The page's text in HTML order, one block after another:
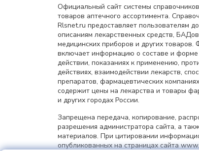
Официальный сайт системы
товаров аптечного ассортимента.
Rlsnet.ru предоставляет пользователям
описаниям лекарственных средств,
медицинских приборов и других товаров.
включает информацию о составе и
действии, показаниях к применению,
действиях, взаимодействии лекарств,
препаратов, фармацевтических
содержит цены на лекарства и товары
и других городах России.
Запрещена передача, копирование,
разрешения администратора сайта, а
материалов. При цитировании
опубликованных на страницах сайта